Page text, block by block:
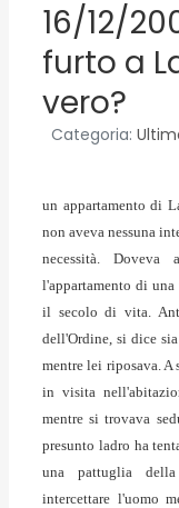
16/12/
furto a
vero?
Categoria:
un appartamento di
non aveva nessuna
necessità.
l'appartamento di una
il secolo di vita.
dell'Ordine, si dice
mentre lei riposava.
in visita
mentre si trovava
presunto ladro ha
una pattuglia
intercettare l'uomo